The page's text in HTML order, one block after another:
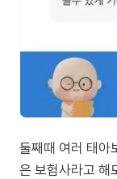
둘째때 여러 태아
은 보험사라고 해